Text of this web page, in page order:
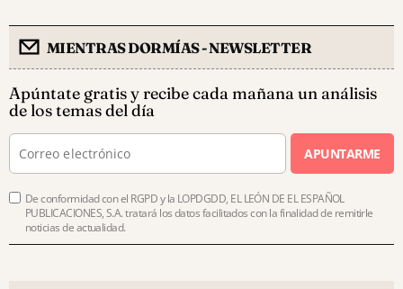
MIENTRAS DORMÍAS - NEWSLETTER
Apúntate gratis y recibe cada mañana un análisis
de los temas del día
APUNTARME
De conformidad con el RGPD y la LOPDGDD, EL LEÓN DE EL ESPAÑOL
PUBLICACIONES, S.A. tratará los datos facilitados con la finalidad de remitirle
noticias de actualidad.